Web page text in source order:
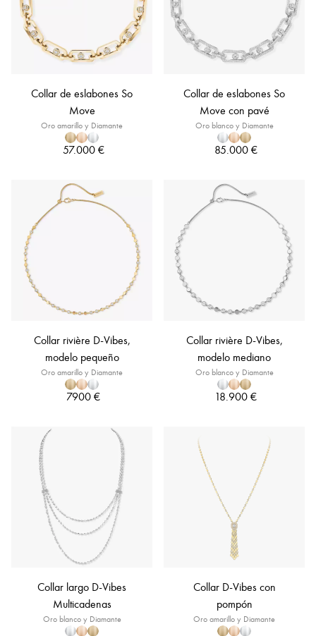
Collar de eslabones So
Move
Oro amarillo y Diamante
57.000 €
Collar de eslabones So
Move con pavé
Oro blanco y Diamante
85.000 €
Collar rivière D-Vibes,
modelo pequeño
Oro amarillo y Diamante
7900 €
Collar rivière D-Vibes,
modelo mediano
Oro blanco y Diamante
18.900 €
Collar largo D-Vibes
Multicadenas
Oro blanco y Diamante
Collar D-Vibes con
pompón
Oro amarillo y Diamante